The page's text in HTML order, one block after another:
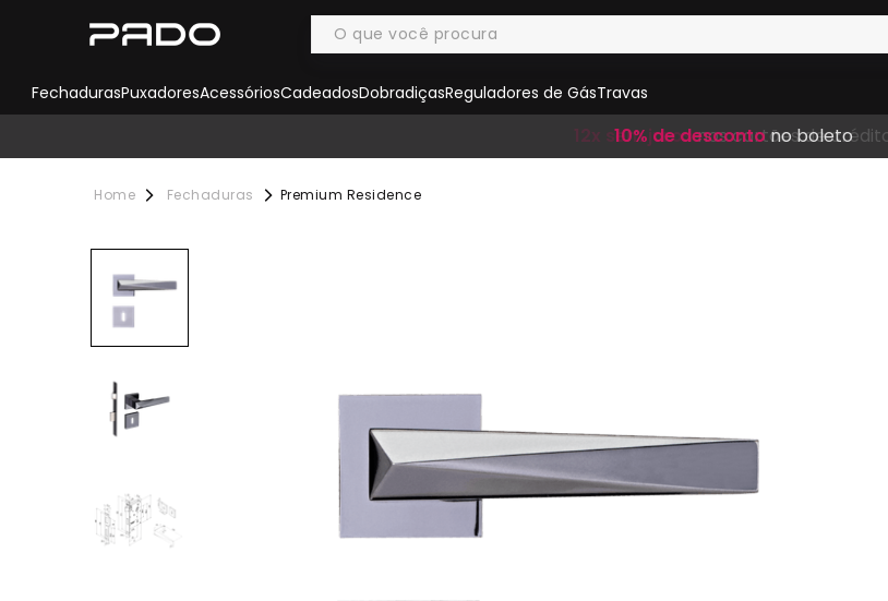
FechadurasPuxadoresAcessóriosCadeadosDobradiçasReguladores de GásTravas
Frete Grátisem compras acima de R$
12x sem jurosnos cartões de
10% de descontono boleto
Fechaduras Premium Residence